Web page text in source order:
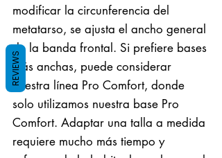
modificar la circunferencia del
metatarso, se ajusta el ancho general
de la banda frontal. Si prefiere bases
más anchas, puede considerar
nuestra línea Pro Comfort, donde
solo utilizamos nuestra base Pro
Comfort. Adaptar una talla a medida
requiere mucho más tiempo y
REVIEWS